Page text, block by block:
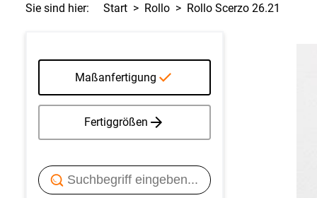
Sie sind hier: Start Rollo Rollo Scerzo 26.21
Maßanfertigung
Fertiggrößen